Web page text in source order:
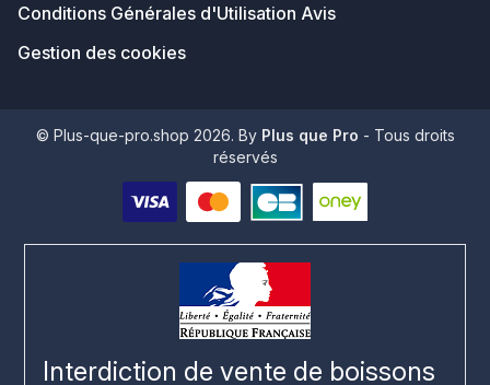
Conditions Générales d'Utilisation Avis
Gestion des cookies
© Plus-que-pro.shop 2026. By Plus que Pro - Tous droits
réservés
Interdiction de vente de boissons